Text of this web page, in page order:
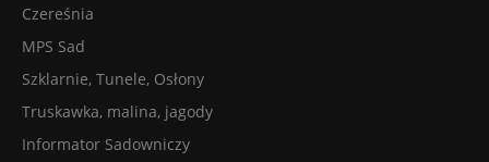
Czereśnia
MPS Sad
Szklarnie, Tunele, Osłony
Truskawka, malina, jagody
Informator Sadowniczy